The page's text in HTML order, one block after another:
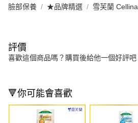
臉部保養 ★品牌精選 雪芙蘭 Cellina
評價
喜歡這個商品嗎？購買後給他一個好評吧
🔻你可能會喜歡